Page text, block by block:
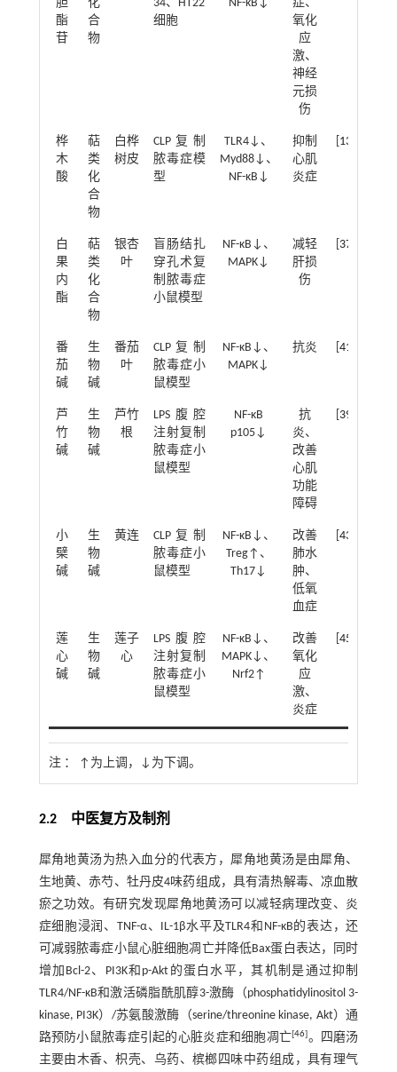
胆
酯
苷
化
合
物
34、HT22
细胞
NF-κB↓
症、
氧化
应
激、
神经
元损
伤
桦
木
酸
萜
类
化
合
物
白桦
树皮
CLP复制
脓毒症模
型
TLR4↓、
Myd88↓、
NF-κB↓
抑制
心肌
炎症
13
白
果
内
酯
萜
类
化
合
物
银杏
叶
盲肠结扎
穿孔术复
制脓毒症
小鼠模型
NF-κB↓、
MAPK↓
减轻
肝损
伤
37
番
茄
碱
生
物
碱
番茄
叶
CLP复制
脓毒症小
鼠模型
NF-κB↓、
MAPK↓
抗炎 41
芦
竹
碱
生
物
碱
芦竹
根
LPS腹腔
注射复制
脓毒症小
鼠模型
NF-κB
p105↓
抗
炎、
改善
心肌
功能
障碍
39
小
檗
碱
生
物
碱
黄连
CLP复制
脓毒症小
鼠模型
NF-κB↓、
Treg↑、
Th17↓
改善
肺水
肿、
低氧
血症
43
莲
心
碱
生
物
碱
莲子
心
LPS腹腔
注射复制
脓毒症小
鼠模型
NF-κB↓、
MAPK↓、
Nrf2↑
改善
氧化
应
激、
炎症
45
注 ： ↑为上调，↓为下调。
2.2 中医复方及制剂
犀角地黄汤为热入血分的代表方，犀角地黄汤是由犀角、
生地黄、赤芍、牡丹皮4味药组成，具有清热解毒、凉血散
瘀之功效。有研究发现犀角地黄汤可以减轻病理改变、炎
症细胞浸润、TNF-α、IL-1β水平及TLR4和NF-κB的表达，还
可减弱脓毒症小鼠心脏细胞凋亡并降低Bax蛋白表达，同时
增加Bcl-2、PI3K和p-Akt的蛋白水平，其机制是通过抑制
TLR4/NF-κB和激活磷脂酰肌醇3-激酶（phosphatidylinositol 3-
kinase, PI3K）/苏氨酸激酶（serine/threonine kinase, Akt）通
路预防小鼠脓毒症引起的心脏炎症和细胞凋亡[46]。四磨汤
主要由木香、枳壳、乌药、槟榔四味中药组成，具有理气